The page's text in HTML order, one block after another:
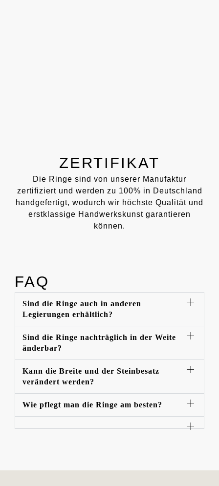
ZERTIFIKAT
Die Ringe sind von unserer Manufaktur
zertifiziert und werden zu 100% in Deutschland
handgefertigt, wodurch wir höchste Qualität und
erstklassige Handwerkskunst garantieren
können.
FAQ
Sind die Ringe auch in anderen
Legierungen erhältlich?
Sind die Ringe nachträglich in der Weite
änderbar?
Kann die Breite und der Steinbesatz
verändert werden?
Wie pflegt man die Ringe am besten?